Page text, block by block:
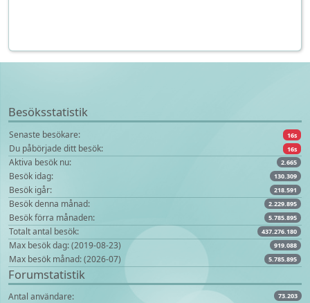
Besöksstatistik
Aktiva besök nu:
Besök idag: 130.309
Besök igår: 218.591
Besök denna månad: 2.229.895
Besök förra månaden: 5.785.895
Totalt antal besök: 437.276.180
Max besök dag: (2019-08-23) 919.088
Max besök månad: (2026-07) 5.785.895
Forumstatistik
Antal användare: 73.203
Antal foruminlägg: 2.570.028
Om AutoPower
Annonsera här